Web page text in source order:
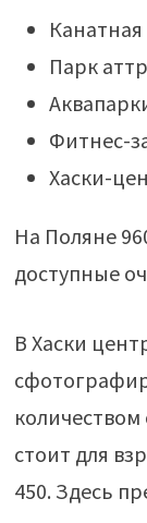
Парк
Фитнес-
Хаски-
На Поляне
доступные
В Хаски
стоит для
450. Здесь